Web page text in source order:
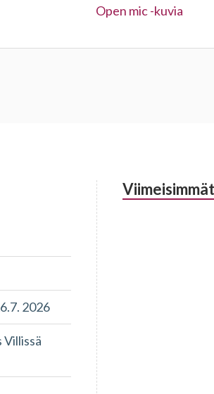
Seuraava:
Open mic -kuvia
2026
Villissä